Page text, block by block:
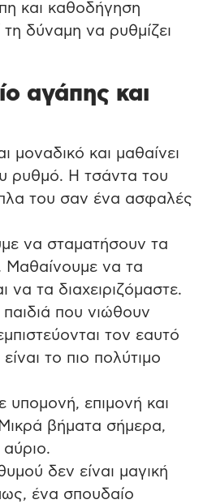
και καθοδήγηση
τη δύναμη να ρυθμίζει
αγάπης και
μοναδικό και μαθαίνει
ρυθμό. Η τσάντα του
του σαν ένα ασφαλές
να σταματήσουν τα
Μαθαίνουμε να τα
να τα διαχειριζόμαστε.
που νιώθουν
τον εαυτό
το πιο πολύτιμο
υπομονή, επιμονή και
βήματα σήμερα,
δεν είναι μαγική
ένα σπουδαίο